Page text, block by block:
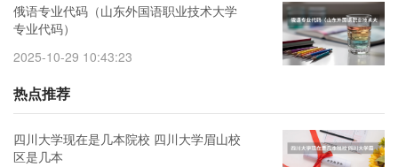
俄语专业代码（山东外国语职业技术大学
专业代码）
2025-10-29 10:43:23
热点推荐
四川大学现在是几本院校 四川大学眉山校
区是几本